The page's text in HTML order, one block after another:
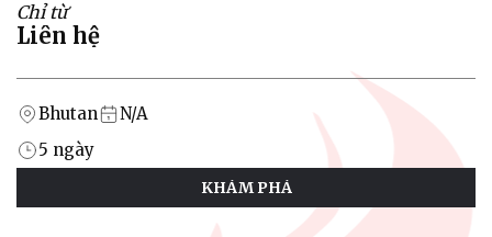
Chỉ từ
Liên hệ
Bhutan
5 ngày
N/A
KHÁM PHÁ